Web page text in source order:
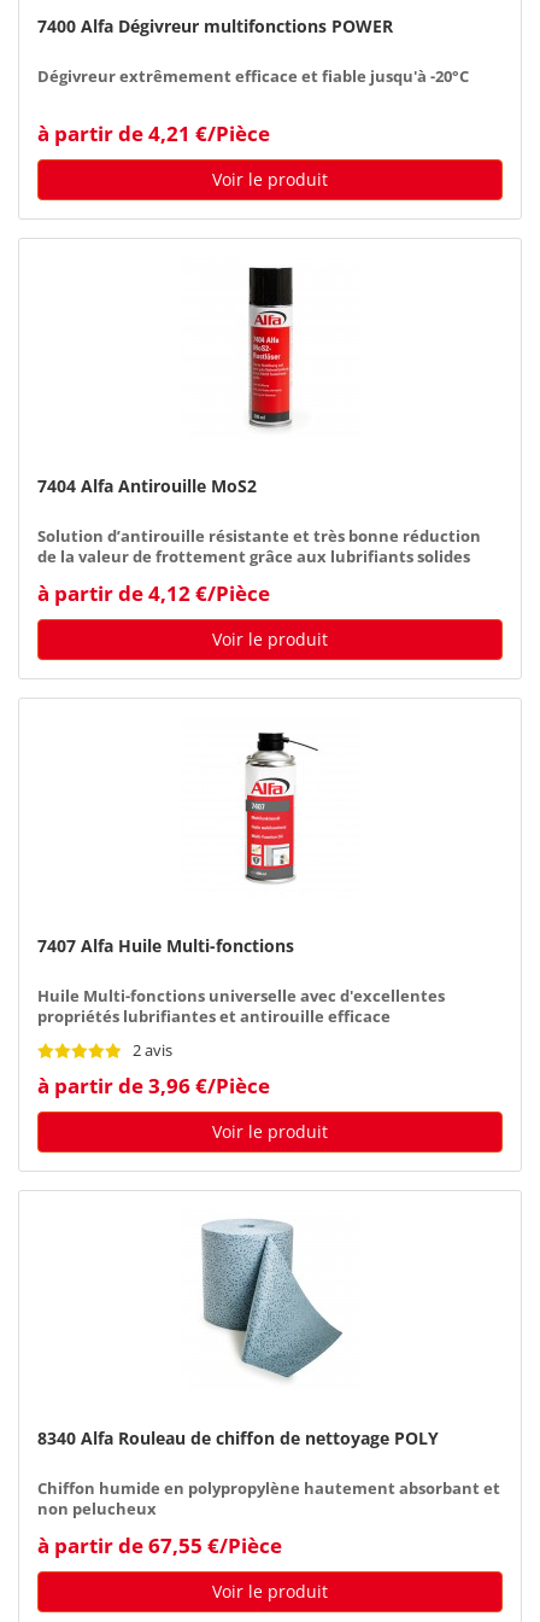
7400 Alfa Dégivreur multifonctions POWER
Dégivreur extrêmement efficace et fiable jusqu'à -20°C
à partir de 4,21 €/Pièce
Voir le produit
7404 Alfa Antirouille MoS2
Solution d’antirouille résistante et très bonne réduction
de la valeur de frottement grâce aux lubrifiants solides
à partir de 4,12 €/Pièce
Voir le produit
7407 Alfa Huile Multi-fonctions
Huile Multi-fonctions universelle avec d'excellentes
propriétés lubrifiantes et antirouille efficace
2 avis
à partir de 3,96 €/Pièce
Voir le produit
8340 Alfa Rouleau de chiffon de nettoyage POLY
Chiffon humide en polypropylène hautement absorbant et
non pelucheux
à partir de 67,55 €/Pièce
Voir le produit